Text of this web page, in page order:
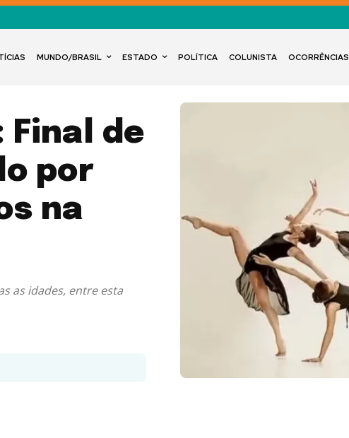
MUNDO/BRASIL ESTADO POLÍTICA COLUNISTA OCORRÊNCIAS
Final de
por
na
as idades, entre esta